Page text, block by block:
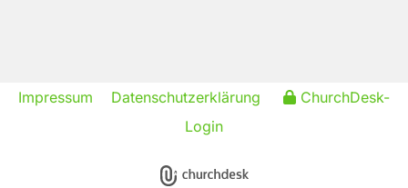
Impressum Datenschutzerklärung
ChurchDesk-
Login